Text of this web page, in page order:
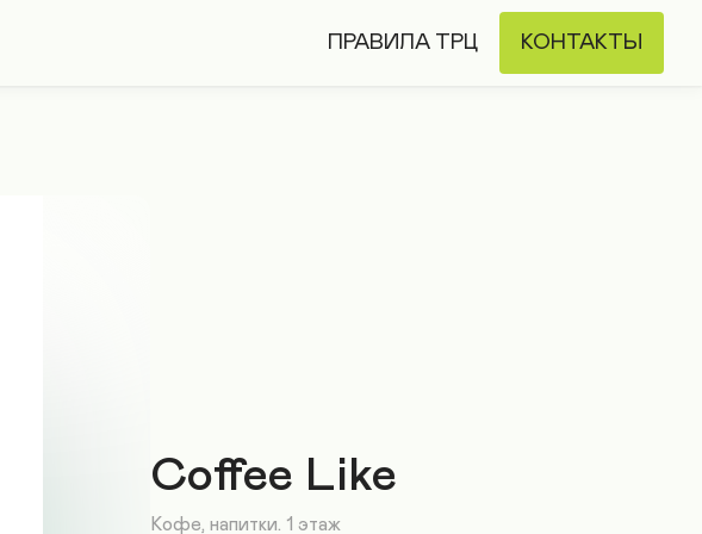
ПРАВИЛА ТРЦ КОНТАКТЫ
Coffee Like
Кофе, напитки. 1 этаж